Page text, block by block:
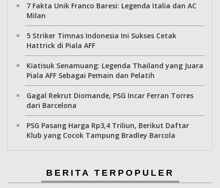
7 Fakta Unik Franco Baresi: Legenda Italia dan AC
Milan
5 Striker Timnas Indonesia Ini Sukses Cetak
Hattrick di Piala AFF
Kiatisuk Senamuang: Legenda Thailand yang Juara
Piala AFF Sebagai Pemain dan Pelatih
Gagal Rekrut Diomande, PSG Incar Ferran Torres
dari Barcelona
PSG Pasang Harga Rp3,4 Triliun, Berikut Daftar
Klub yang Cocok Tampung Bradley Barcola
BERITA TERPOPULER